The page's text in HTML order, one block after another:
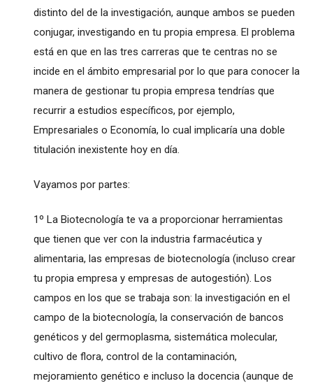
distinto del de la investigación, aunque ambos se pueden
conjugar, investigando en tu propia empresa. El problema
está en que en las tres carreras que te centras no se
incide en el ámbito empresarial por lo que para conocer la
manera de gestionar tu propia empresa tendrías que
recurrir a estudios específicos, por ejemplo,
Empresariales o Economía, lo cual implicaría una doble
titulación inexistente hoy en día.
Vayamos por partes:
1º La Biotecnología te va a proporcionar herramientas
que tienen que ver con la industria farmacéutica y
alimentaria, las empresas de biotecnología (incluso crear
tu propia empresa y empresas de autogestión). Los
campos en los que se trabaja son: la investigación en el
campo de la biotecnología, la conservación de bancos
genéticos y del germoplasma, sistemática molecular,
cultivo de flora, control de la contaminación,
mejoramiento genético e incluso la docencia (aunque de